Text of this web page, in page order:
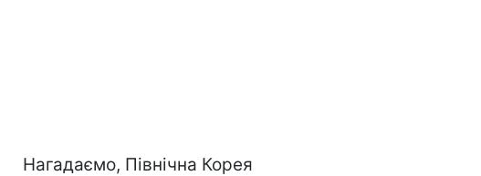
Нагадаємо, Північна Корея